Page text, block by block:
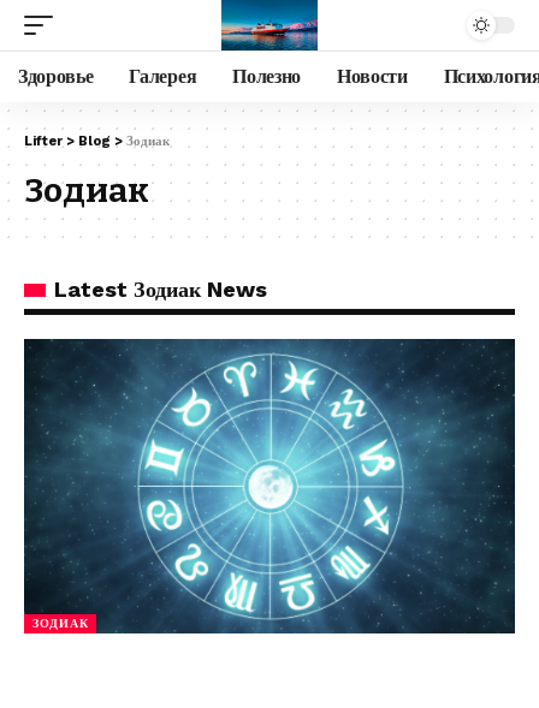
Здоровье Галерея Полезно Новости
Lifter > Blog > Зодиак
Зодиак
Latest Зодиак News
ЗОДИАК